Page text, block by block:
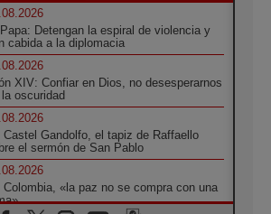
Detengan la espiral de violencia y
cabida a la diplomacia
XIV: Confiar en Dios, no desesperarnos
oscuridad
Castel Gandolfo, el tapiz de Raffaello
el sermón de San Pablo
Colombia, «la paz no se compra con una